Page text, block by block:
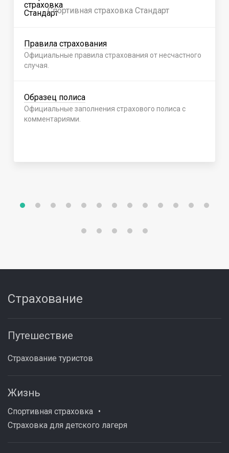
Спортивная страховка Стандарт
Правила страхования
Официальные правила страхования от несчастного
случая.
Образец полиса
Официальные заполнения страхового полиса с
комментариями.
Страхование
Путешествие
Страхование туристов
Жизнь
Спортивная страховка
Страховка для детского лагеря